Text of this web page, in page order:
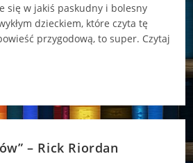
się w jakiś paskudny i bolesny
dzieckiem, które czyta tę
przygodową, to super. Czytaj
– Rick Riordan